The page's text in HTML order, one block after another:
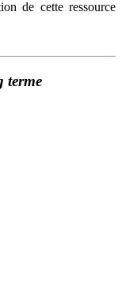
de cette ressource
terme